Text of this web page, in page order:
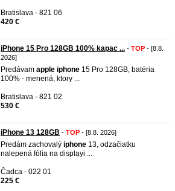
Bratislava - 821 06
420 €
iPhone 15 Pro 128GB 100% kapac ... - TOP - [8.8.
2026]
Predávam apple iphone 15 Pro 128GB, batéria
100% - menená, ktory ...
Bratislava - 821 02
530 €
iPhone 13 128GB - TOP - [8.8. 2026]
Predám zachovalý iphone 13, odzačiatku
nalepená fólia na displayi ...
Čadca - 022 01
225 €